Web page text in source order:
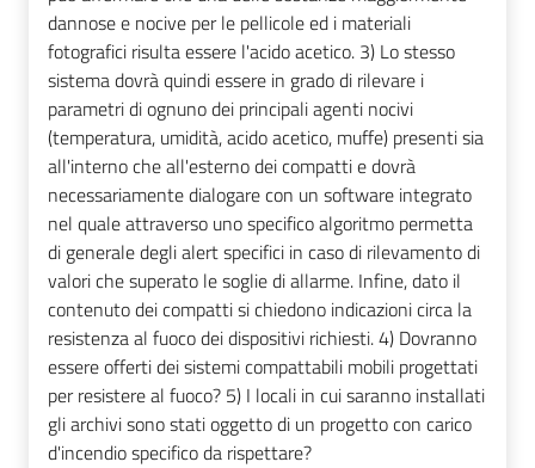
dannose e nocive per le pellicole ed i materiali
fotografici risulta essere l'acido acetico. 3) Lo stesso
sistema dovrà quindi essere in grado di rilevare i
parametri di ognuno dei principali agenti nocivi
(temperatura, umidità, acido acetico, muffe) presenti sia
all'interno che all'esterno dei compatti e dovrà
necessariamente dialogare con un software integrato
nel quale attraverso uno specifico algoritmo permetta
di generale degli alert specifici in caso di rilevamento di
valori che superato le soglie di allarme. Infine, dato il
contenuto dei compatti si chiedono indicazioni circa la
resistenza al fuoco dei dispositivi richiesti. 4) Dovranno
essere offerti dei sistemi compattabili mobili progettati
per resistere al fuoco? 5) I locali in cui saranno installati
gli archivi sono stati oggetto di un progetto con carico
d'incendio specifico da rispettare?